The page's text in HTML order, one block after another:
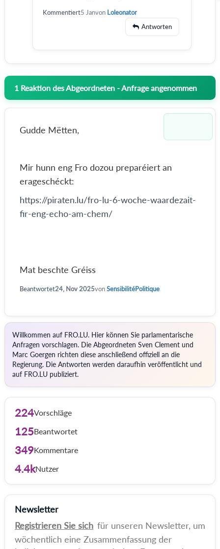
Kommentiert5 Janvon Loleonator
Antworten
1 Reaktion des Abgeordneten - Anfrage angenommen
Gudde Mëtten,
Mir hunn eng Fro dozou preparéiert an
erageschéckt:
https://piraten.lu/fro-lu-6-woche-waardezait-
fir-eng-echo-am-chem/
Mat beschte Gréiss
Beantwortet24, Nov 2025vonSensibilitéPolitique
Willkommen auf FRO.LU. Hier können Sie parlamentarische
Anfragen vorschlagen. Die Abgeordneten Sven Clement und
Marc Goergen richten diese anschließend offiziell an die
Regierung. Die Antworten werden daraufhin veröffentlicht und
auf FRO.LU publiziert.
224Vorschläge
125Beantwortet
349Kommentare
4.4kNutzer
Newsletter
Registrieren Sie sich für unseren Newsletter, um
wöchentlich eine Zusammenfassung der